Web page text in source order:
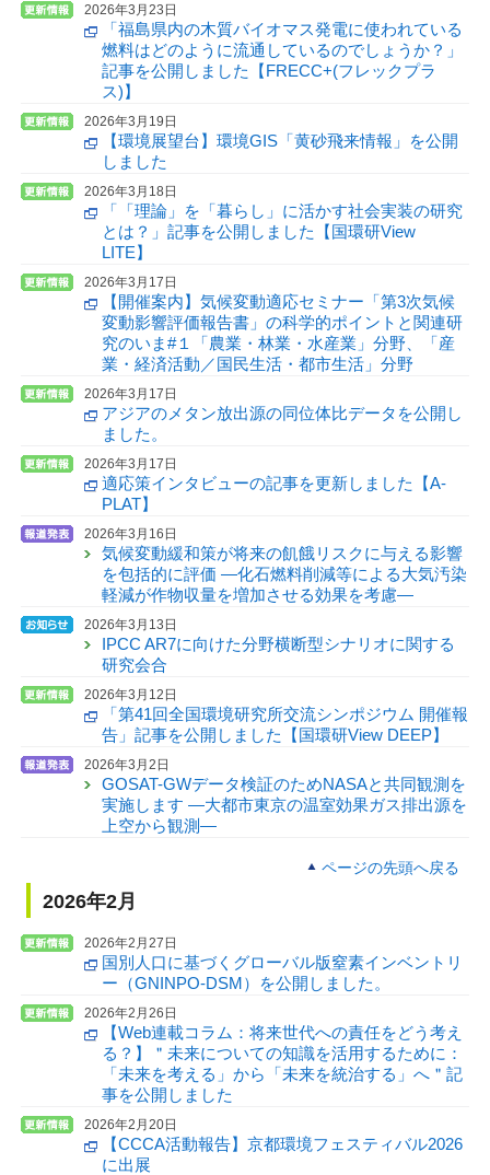
2026年3月23日
「福島県内の木質バイオマス発電に使われている
燃料はどのように流通しているのでしょうか？」
記事を公開しました【FRECC+(フレックプラ
ス)】
2026年3月19日
【環境展望台】環境GIS「黄砂飛来情報」を公開
しました
2026年3月18日
「「理論」を「暮らし」に活かす社会実装の研究
とは？」記事を公開しました【国環研View
LITE】
2026年3月17日
【開催案内】気候変動適応セミナー「第3次気候
変動影響評価報告書」の科学的ポイントと関連研
究のいま#１「農業・林業・水産業」分野、「産
業・経済活動／国民生活・都市生活」分野
2026年3月17日
アジアのメタン放出源の同位体比データを公開し
ました。
2026年3月17日
適応策インタビューの記事を更新しました【A-
PLAT】
2026年3月16日
気候変動緩和策が将来の飢餓リスクに与える影響
を包括的に評価 —化石燃料削減等による大気汚染
軽減が作物収量を増加させる効果を考慮—
2026年3月13日
IPCC AR7に向けた分野横断型シナリオに関する
研究会合
2026年3月12日
「第41回全国環境研究所交流シンポジウム 開催報
告」記事を公開しました【国環研View DEEP】
2026年3月2日
GOSAT-GWデータ検証のためNASAと共同観測を
実施します —大都市東京の温室効果ガス排出源を
上空から観測—
ページの先頭へ戻る
2026年2月
2026年2月27日
国別人口に基づくグローバル版窒素インベントリ
ー（GNINPO-DSM）を公開しました。
2026年2月26日
【Web連載コラム：将来世代への責任をどう考え
る？】＂未来についての知識を活用するために：
「未来を考える」から「未来を統治する」へ＂記
事を公開しました
2026年2月20日
【CCCA活動報告】京都環境フェスティバル2026
に出展